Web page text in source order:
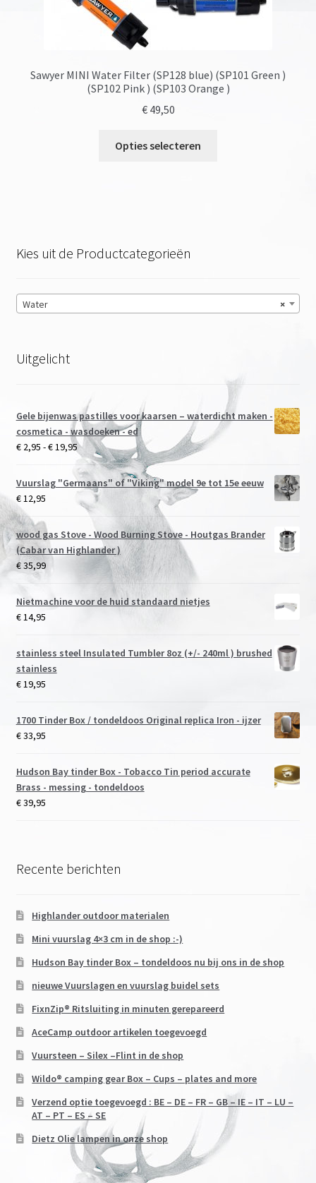
Sawyer MINI Water Filter (SP128 blue) (SP101 Green )
(SP102 Pink ) (SP103 Orange )
€49,50
Opties selecteren
worden
op
Kies uit de Productcategorieën
×
Water
Uitgelicht
Gele bijenwas pastilles voor kaarsen – waterdicht maken -
cosmetica - wasdoeken - ed
€2,95 -€19,95Prijsklasse:
€ 2,95
tot
€ 19,95
Vuurslag "Germaans" of "Viking" model 9e tot 15e eeuw
€12,95
wood gas Stove - Wood Burning Stove - Houtgas Brander
(Cabar van Highlander )
€35,99
Nietmachine voor de huid standaard nietjes
€14,95
stainless steel Insulated Tumbler 8oz (+/- 240ml ) brushed
stainless
€19,95
1700 Tinder Box / tondeldoos Original replica Iron - ijzer
€33,95
Hudson Bay tinder Box - Tobacco Tin period accurate
Brass - messing - tondeldoos
€39,95
Recente berichten
Highlander outdoor materialen
Mini vuurslag 4×3 cm in de shop :-)
Hudson Bay tinder Box – tondeldoos nu bij ons in de shop
nieuwe Vuurslagen en vuurslag buidel sets
FixnZip® Ritsluiting in minuten gerepareerd
AceCamp outdoor artikelen toegevoegd
Vuursteen – Silex –Flint in de shop
Wildo® camping gear Box – Cups – plates and more
Verzend optie toegevoegd : BE – DE – FR – GB – IE – IT – LU –
AT – PT – ES – SE
Dietz Olie lampen in onze shop